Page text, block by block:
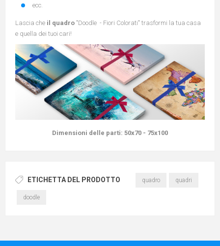
ecc.
Lascia che il quadro "Doodle - Fiori Colorati" trasformi la tua casa
e quella dei tuoi cari!
Dimensioni delle parti: 50x70 - 75x100
ETICHETTA DEL PRODOTTO quadro quadri
doodle